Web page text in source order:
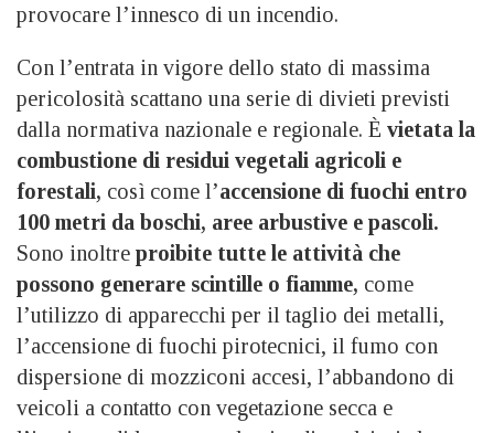
provocare l’innesco di un incendio.
Con l’entrata in vigore dello stato di massima
pericolosità scattano una serie di divieti previsti
dalla normativa nazionale e regionale. È vietata la
combustione di residui vegetali agricoli e
forestali, così come l’accensione di fuochi entro
100 metri da boschi, aree arbustive e pascoli.
Sono inoltre proibite tutte le attività che
possono generare scintille o fiamme, come
l’utilizzo di apparecchi per il taglio dei metalli,
l’accensione di fuochi pirotecnici, il fumo con
dispersione di mozziconi accesi, l’abbandono di
veicoli a contatto con vegetazione secca e